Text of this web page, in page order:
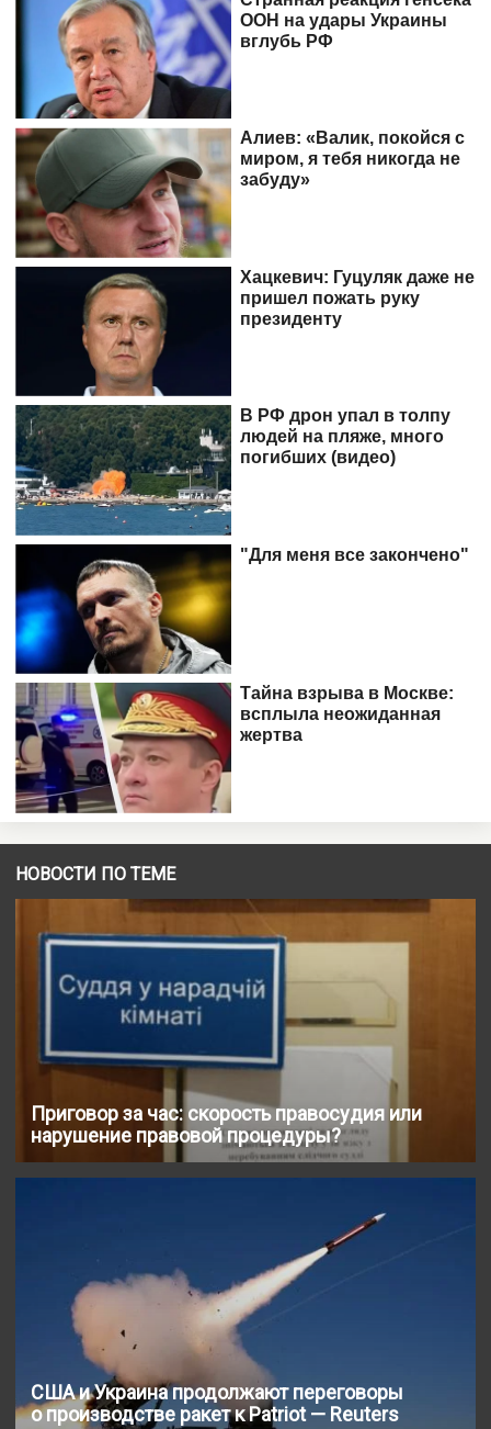
НОВОСТИ ПО ТЕМЕ
Приговор за час: скорость правосудия или
нарушение правовой процедуры?
США и Украина продолжают переговоры
о производстве ракет к Patriot — Reuters